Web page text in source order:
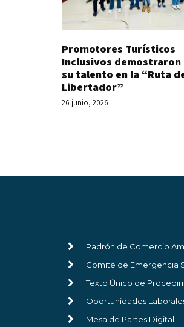
Promotores Turísticos
Inclusivos
su talento en la “Ruta
Libertador”
26 junio, 2026
Padrón de Comercio
Comité de Emergencia
Texto Único de
Oportunidades
Mesa de Partes Digital